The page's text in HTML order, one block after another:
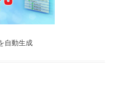
自動生成